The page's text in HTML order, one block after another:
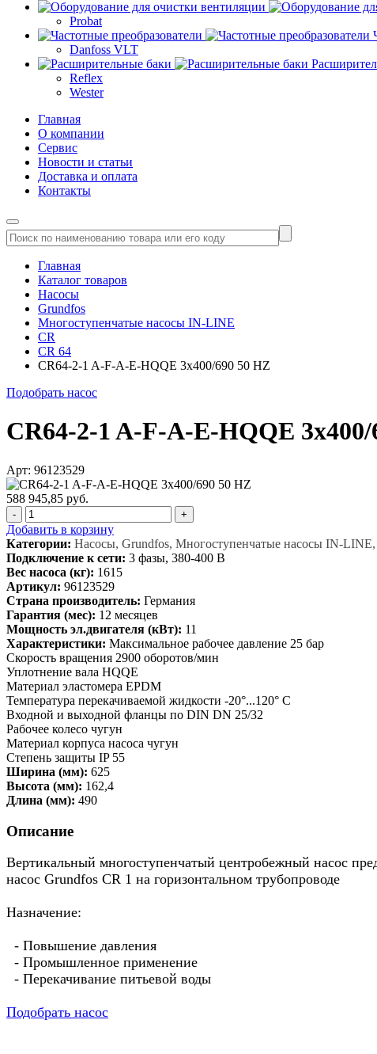
Probat
Danfoss VLT
Reflex
Wester
Главная
О компании
Сервис
Новости и статьи
Доставка и оплата
Контакты
Главная
Каталог товаров
Насосы
Grundfos
Многоступенчатые насосы IN-LINE
CR
CR 64
CR64-2-1 A-F-A-E-HQQE 3x400/690 50 HZ
Подобрать насос
CR64-2-1 A-F-A-E-HQQE 3x400/
Арт: 96123529
588 945,85 руб.
- +
Добавить в корзину
Категории: Насосы, Grundfos, Многоступенчатые насосы IN-
Подключение к сети: 3 фазы, 380-400 В
Вес насоса (кг): 1615
Артикул: 96123529
Страна производитель: Германия
Гарантия (мес): 12 месяцев
Мощность эл.двигателя (кВт): 11
Характеристики: Максимальное рабочее давление 25 бар
Скорость вращения 2900 оборотов/мин
Уплотнение вала HQQE
Материал эластомера EPDM
Температура перекачиваемой жидкости -20°...120° C
Входной и выходной фланцы по DIN DN 25/32
Рабочее колесо чугун
Материал корпуса насоса чугун
Степень защиты IP 55
Ширина (мм): 625
Высота (мм): 162,4
Длина (мм): 490
Описание
Вертикальный многоступенчатый центробежный насос
насос Grundfos CR 1 на горизонтальном трубопроводе
Назначение:
- Повышение давления
- Промышленное применение
- Перекачивание питьевой воды
Подобрать насос